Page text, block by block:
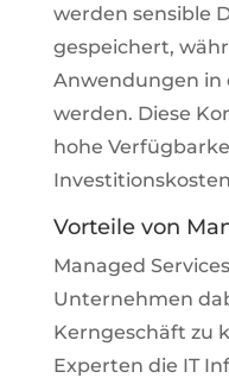
werden sensible
gespeichert,
Anwendungen in
werden. Diese
hohe
Vorteile von
Managed
Unternehmen
Kerngeschäft zu
Experten die IT